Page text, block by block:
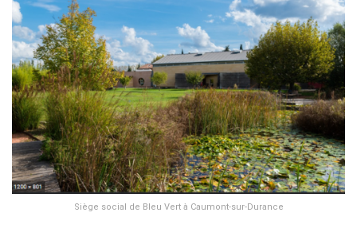
Siège social de Bleu Vert à Caumont-sur-Durance